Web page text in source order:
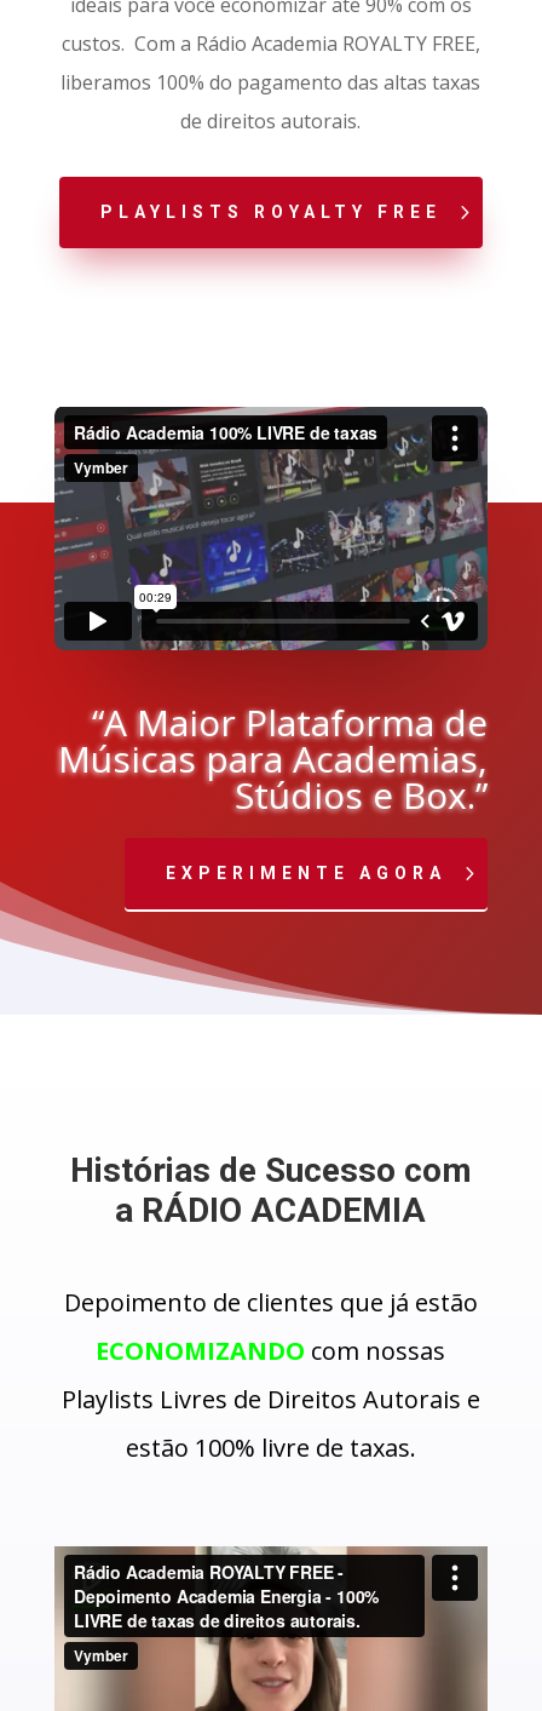
custos. Com a Rádio Academia ROYALTY FREE,
liberamos 100% do pagamento das altas taxas
de direitos autorais.
PLAYLISTS ROYALTY FREE
“A Maior Plataforma de
Músicas para Academias,
Stúdios e Box.”
EXPERIMENTE AGORA
Histórias de Sucesso com
a RÁDIO ACADEMIA
Depoimento de clientes que já estão
ECONOMIZANDO com nossas
Playlists Livres de Direitos Autorais e
estão 100% livre de taxas.